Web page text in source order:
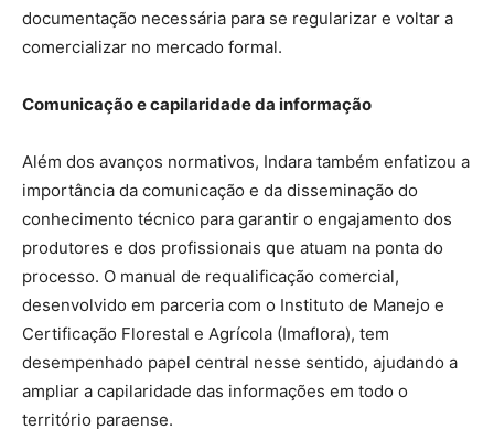
documentação necessária para se regularizar e voltar a
comercializar no mercado formal.
Comunicação e capilaridade da informação
Além dos avanços normativos, Indara também enfatizou a
importância da comunicação e da disseminação do
conhecimento técnico para garantir o engajamento dos
produtores e dos profissionais que atuam na ponta do
processo. O manual de requalificação comercial,
desenvolvido em parceria com o Instituto de Manejo e
Certificação Florestal e Agrícola (Imaflora), tem
desempenhado papel central nesse sentido, ajudando a
ampliar a capilaridade das informações em todo o
território paraense.